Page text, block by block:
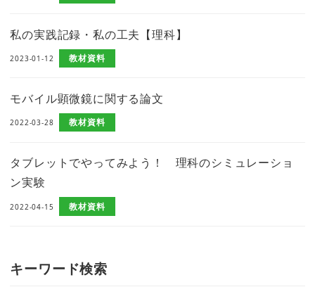
私の実践記録・私の工夫【理科】
2023-01-12 教材資料
モバイル顕微鏡に関する論文
2022-03-28 教材資料
タブレットでやってみよう！ 理科のシミュレーショ
ン実験
2022-04-15 教材資料
キーワード検索